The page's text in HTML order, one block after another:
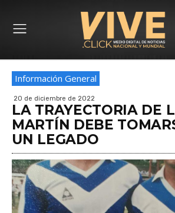
Información General
20 de diciembre de 2022
LA TRAYECTORIA DE
MARTÍN DEBE
UN LEGADO